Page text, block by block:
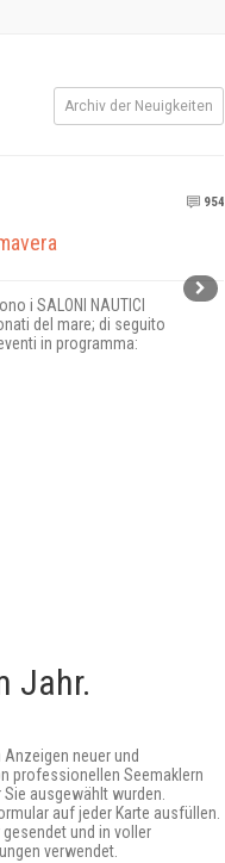
Archiv der Neuigkeiten
954
i SALONI NAUTICI
del mare; di seguito
in programma:
Jahr.
neuer und
professionellen Seemaklern
ausgewählt wurden.
auf jeder Karte ausfüllen.
gesendet und in voller
verwendet.